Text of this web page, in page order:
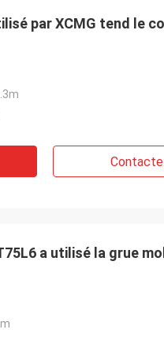
par XCMG tend le
a utilisé la grue